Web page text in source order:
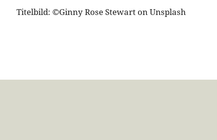
Titelbild: ©Ginny Rose Stewart on Unsplash